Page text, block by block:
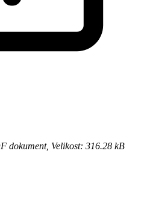
dokument, Velikost: 316.28 kB